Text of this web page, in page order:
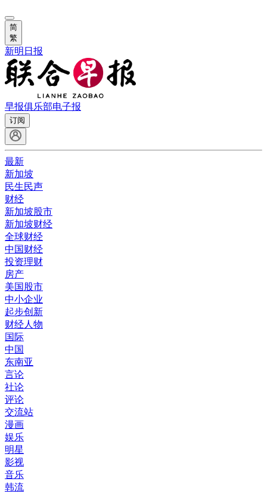
简
繁
新明日报
早报俱乐部电子报
订阅
最新
新加坡
民生民声
财经
新加坡股市
新加坡财经
全球财经
中国财经
投资理财
房产
美国股市
中小企业
起步创新
财经人物
国际
中国
东南亚
言论
社论
评论
交流站
漫画
娱乐
明星
影视
音乐
韩流